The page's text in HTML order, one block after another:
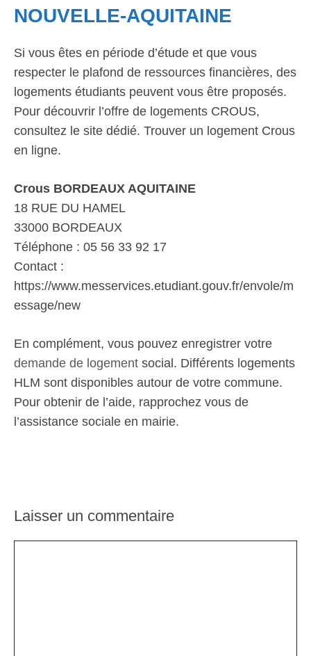
NOUVELLE-AQUITAINE
Si vous êtes en période d’étude et que vous
respecter le plafond de ressources financières, des
logements étudiants peuvent vous être proposés.
Pour découvrir l’offre de logements CROUS,
consultez le site dédié. Trouver un logement Crous
en ligne.
Crous BORDEAUX AQUITAINE
18 RUE DU HAMEL
33000 BORDEAUX
Téléphone : 05 56 33 92 17
Contact :
https://www.messervices.etudiant.gouv.fr/envole/m
essage/new
En complément, vous pouvez enregistrer votre
demande de logement social. Différents logements
HLM sont disponibles autour de votre commune.
Pour obtenir de l’aide, rapprochez vous de
l’assistance sociale en mairie.
Laisser un commentaire